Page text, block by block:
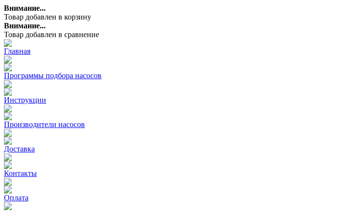
Внимание...
Товар добавлен в корзину
Внимание...
Товар добавлен в сравнение
Главная
Программы подбора насосов
Инструкции
Производители насосов
Доставка
Контакты
Оплата